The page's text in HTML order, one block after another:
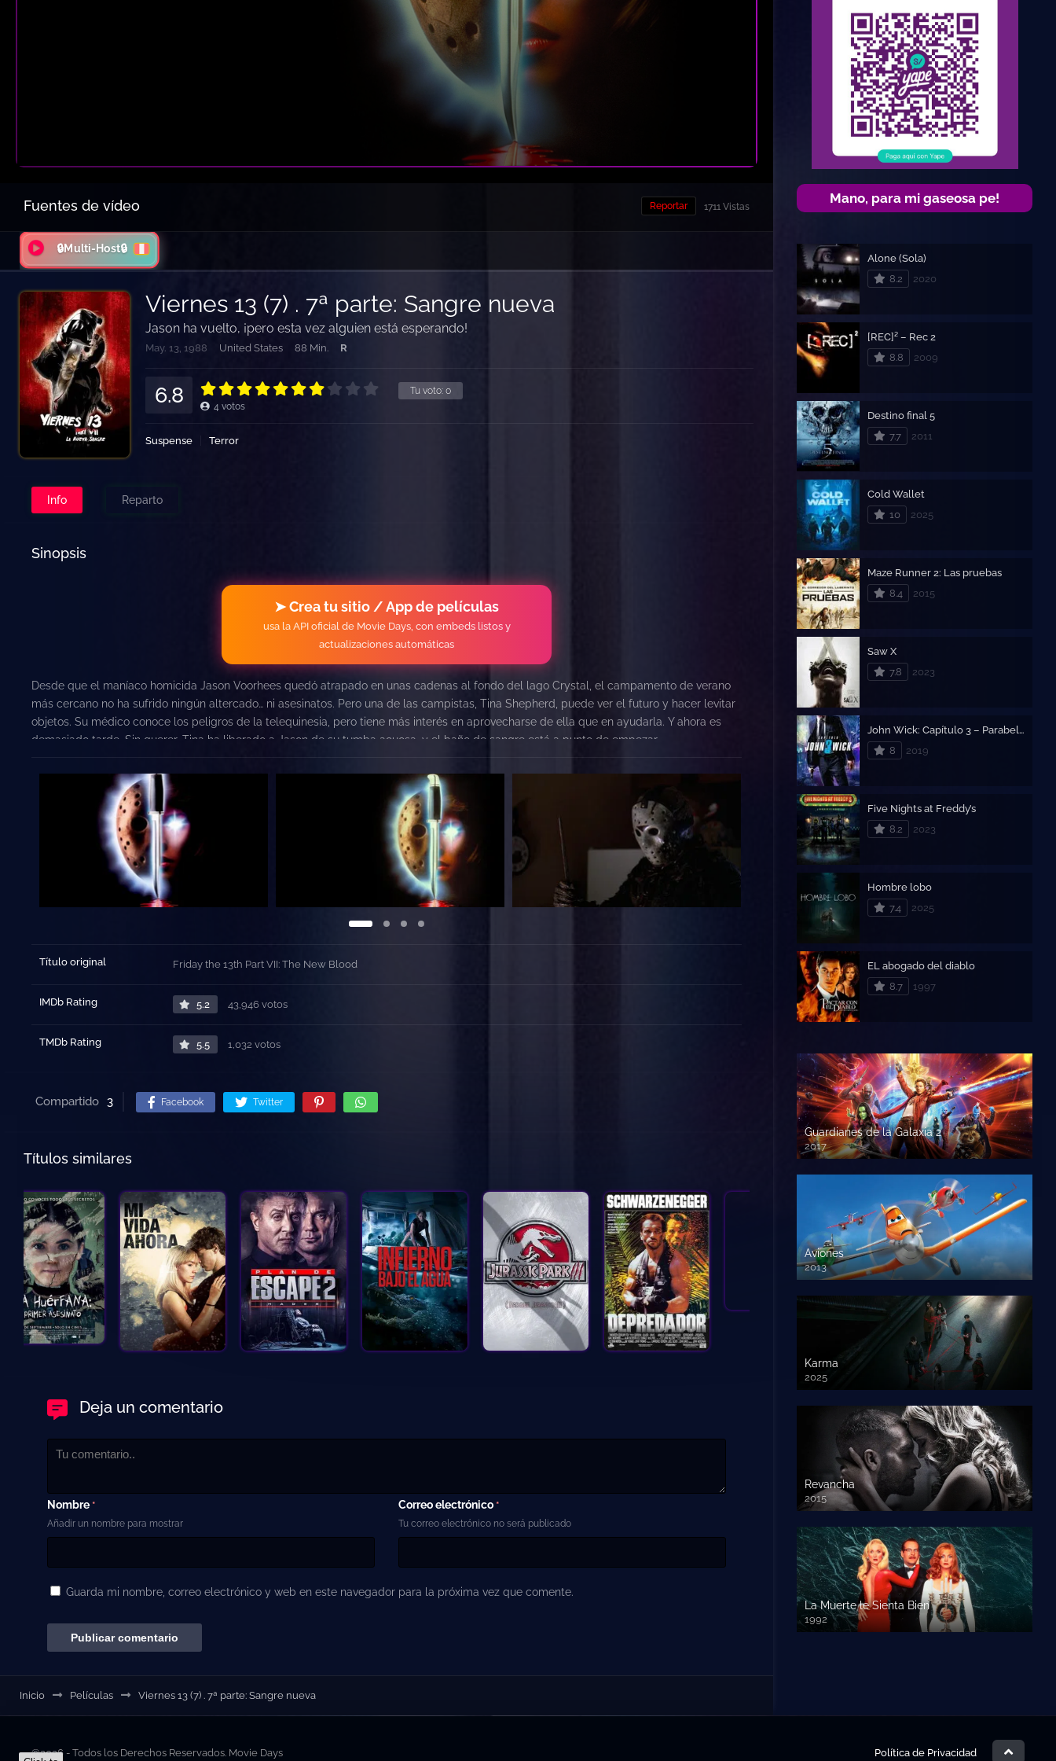
Fuentes de vídeo 1711 Vistas
Reportar
🔒Multi-Host🔒
Viernes 13 (7) . 7ª parte: Sangre nueva
Jason ha vuelto, ¡pero esta vez alguien está esperando!
May. 13, 1988 United States 88 Min. R
Tu voto: 0
6.8 4 votos
Suspense Terror
Info Reparto
Sinopsis
➤ Crea tu sitio / App de películas
usa la API oficial de Movie Days, con embeds listos y
actualizaciones automáticas
Desde que el maníaco homicida Jason Voorhees quedó atrapado en unas cadenas al fondo del lago Crystal, el campamento de verano
más cercano no ha sufrido ningún altercado… ni asesinatos. Pero una de las campistas, Tina Shepherd, puede ver el futuro y hacer levitar
objetos. Su médico conoce los peligros de la telequinesia, pero tiene más interés en aprovecharse de ella que en ayudarla. Y ahora es
demasiado tarde. Sin querer, Tina ha liberado a Jason de su tumba acuosa, y el baño de sangre está a punto de empezar
Título original Friday the 13th Part VII: The New Blood
IMDb Rating 5.2 43,946 votos
TMDb Rating 5.5 1,032 votos
Compartido 3 Facebook Twitter
Títulos similares
Deja un comentario
Nombre *
Añadir un nombre para mostrar
Correo electrónico *
Tu correo electrónico no será publicado
Guarda mi nombre, correo electrónico y web en este navegador para la próxima vez que comente.
Inicio Películas Viernes 13 (7) . 7ª parte: Sangre nueva
Mano, para mi gaseosa pe!
Alone (Sola)
8.2
2020
[REC]² – Rec 2
8.8
2009
Destino final 5
7.7
2011
Cold Wallet
10
2025
Maze Runner 2: Las pruebas
8.4
2015
Saw X
7.8
2023
John Wick: Capítulo 3 – Parabellum
8
2019
Five Nights at Freddy’s
8.2
2023
Hombre lobo
7.4
2025
EL abogado del diablo
8.7
1997
Guardianes de la Galaxia 2
2017
720p HD
Aviones
2013
720 HD
Karma
2025
Revancha
2015
720p HD
La Muerte le Sienta Bien
1992
720p HD
©2026 - Todos los Derechos Reservados. Movie Days Política de Privacidad